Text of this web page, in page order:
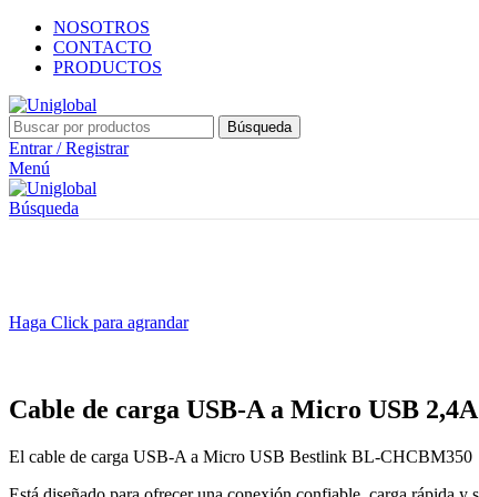
NOSOTROS
CONTACTO
PRODUCTOS
Búsqueda
Entrar / Registrar
Menú
Búsqueda
Haga Click para agrandar
Cable de carga USB-A a Micro USB
El cable de carga USB-A a Micro USB Bestlink BL-CHCBM350